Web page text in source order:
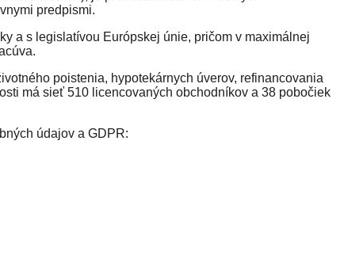
predpismi.
a s legislatívou Európskej únie, pričom v maximálnej
poistenia, hypotekárnych úverov, refinancovania
má sieť 510 licencovaných obchodníkov a 38 pobočiek
údajov a GDPR: